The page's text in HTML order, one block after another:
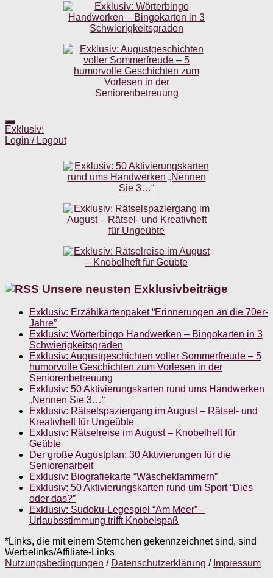
Exklusiv:
Login / Logout
Unsere neusten Exklusivbeiträge
Exklusiv: Erzählkartenpaket “Erinnerungen an die 70er-
Jahre”
Exklusiv: Wörterbingo Handwerken – Bingokarten in 3
Schwierigkeitsgraden
Exklusiv: Augustgeschichten voller Sommerfreude – 5
humorvolle Geschichten zum Vorlesen in der
Seniorenbetreuung
Exklusiv: 50 Aktivierungskarten rund ums Handwerken
„Nennen Sie 3…“
Exklusiv: Rätselspaziergang im August – Rätsel- und
Kreativheft für Ungeübte
Exklusiv: Rätselreise im August – Knobelheft für
Geübte
Der große Augustplan: 30 Aktivierungen für die
Seniorenarbeit
Exklusiv: Biografiekarte “Wäscheklammern”
Exklusiv: 50 Aktivierungskarten rund um Sport “Dies
oder das?”
Exklusiv: Sudoku-Legespiel “Am Meer” –
Urlaubsstimmung trifft Knobelspaß
*Links, die mit einem Sternchen gekennzeichnet sind, sind
Werbelinks/Affiliate-Links
Nutzungsbedingungen / Datenschutzerklärung / Impressum